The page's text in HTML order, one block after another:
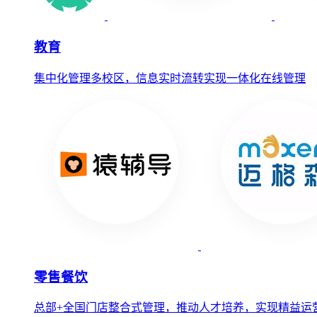
教育
集中化管理多校区，信息实时流转实现一体化在线管理
零售餐饮
总部+全国门店整合式管理，推动人才培养，实现精益运